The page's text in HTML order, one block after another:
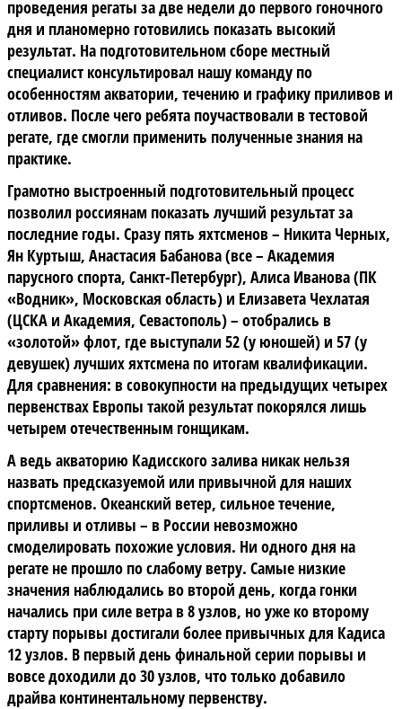
проведения регаты за две недели до первого гоночного
дня и планомерно готовились показать высокий
результат. На подготовительном сборе местный
специалист консультировал нашу команду по
особенностям акватории, течению и графику приливов и
отливов. После чего ребята поучаствовали в тестовой
регате, где смогли применить полученные знания на
практике.
Грамотно выстроенный подготовительный процесс
позволил россиянам показать лучший результат за
последние годы. Сразу пять яхтсменов – Никита Черных,
Ян Куртыш, Анастасия Бабанова (все – Академия
парусного спорта, Санкт-Петербург), Алиса Иванова (ПК
«Водник», Московская область) и Елизавета Чехлатая
(ЦСКА и Академия, Севастополь) – отобрались в
«золотой» флот, где выступали 52 (у юношей) и 57 (у
девушек) лучших яхтсмена по итогам квалификации.
Для сравнения: в совокупности на предыдущих четырех
первенствах Европы такой результат покорялся лишь
четырем отечественным гонщикам.
А ведь акваторию Кадисского залива никак нельзя
назвать предсказуемой или привычной для наших
спортсменов. Океанский ветер, сильное течение,
приливы и отливы – в России невозможно
смоделировать похожие условия. Ни одного дня на
регате не прошло по слабому ветру. Самые низкие
значения наблюдались во второй день, когда гонки
начались при силе ветра в 8 узлов, но уже ко второму
старту порывы достигали более привычных для Кадиса
12 узлов. В первый день финальной серии порывы и
вовсе доходили до 30 узлов, что только добавило
драйва континентальному первенству.